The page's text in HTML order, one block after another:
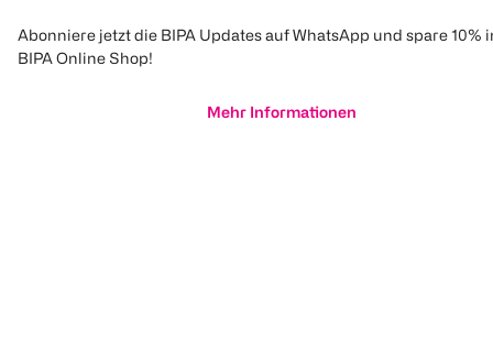
Abonniere jetzt die BIPA Updates auf WhatsApp und spare 10%
BIPA Online Shop!
Mehr Informationen